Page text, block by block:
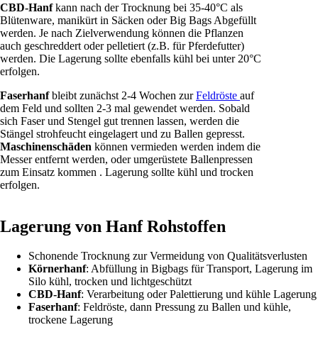
CBD-Hanfkann nach der Trocknung bei 35-40°C als
Blütenware, manikürt in Säcken oder Big Bags Abgefüllt
werden. Je nach Zielverwendung können die Pflanzen
auch geschreddert oder pelletiert (z.B. für Pferdefutter)
werden. Die Lagerung sollte ebenfalls kühl bei unter 20°C
erfolgen.
Faserhanfbleibt zunächst 2-4 Wochen zurFeldröste auf
dem Feld und sollten 2-3 mal gewendet werden. Sobald
sich Faser und Stengel gut trennen lassen, werden die
Stängel strohfeucht eingelagert und zu Ballen gepresst.
Maschinenschäden können vermieden werden indem die
Messer entfernt werden, oder umgerüstete Ballenpressen
zum Einsatz kommen . Lagerung sollte kühl und trocken
erfolgen.
Lagerung von Hanf Rohstoffen
Schonende Trocknung zur Vermeidung von Qualitätsverlusten
Körnerhanf: Abfüllung in Bigbags für Transport, Lagerung im
Silo kühl, trocken und lichtgeschützt
CBD-Hanf: Verarbeitung oder Palettierung und kühle Lagerung
Faserhanf: Feldröste, dann Pressung zu Ballen und kühle,
trockene Lagerung